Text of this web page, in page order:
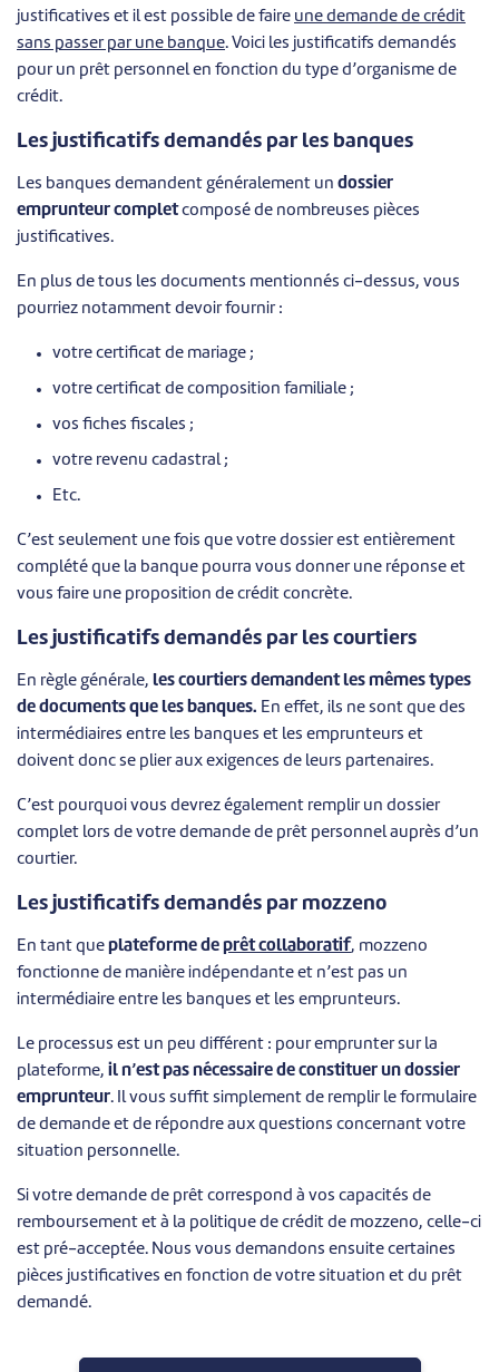
justificatives et il est possible de faire une demande de crédit
sans passer par une banque. Voici les justificatifs demandés
pour un prêt personnel en fonction du type d’organisme de
crédit.
Les justificatifs demandés par les banques
Les banques demandent généralement un dossier
emprunteur completcomposé de nombreuses pièces
justificatives.
En plus de tous les documents mentionnés ci-dessus, vous
pourriez notamment devoir fournir :
votre certificat de mariage ;
votre certificat de composition familiale ;
vos fiches fiscales ;
votre revenu cadastral ;
Etc.
C’est seulement une fois que votre dossier est entièrement
complété que la banque pourra vous donner une réponse et
vous faire une proposition de crédit concrète.
Les justificatifs demandés par les courtiers
En règle générale, les courtiers demandent les mêmes types
de documents que les banques. En effet, ils ne sont que des
intermédiaires entre les banques et les emprunteurs et
doivent donc se plier aux exigences de leurs partenaires.
C’est pourquoi vous devrez également remplir un dossier
complet lors de votre demande de prêt personnel auprès d’un
courtier.
Les justificatifs demandés par mozzeno
En tant que plateforme de prêt collaboratif, mozzeno
fonctionne de manière indépendante et n’est pas un
intermédiaire entre les banques et les emprunteurs.
Le processus est un peu différent : pour emprunter sur la
plateforme, il n’est pas nécessaire de constituer un dossier
emprunteur. Il vous suffit simplement de remplir le formulaire
de demande et de répondre aux questions concernant votre
situation personnelle.
Si votre demande de prêt correspond à vos capacités de
remboursement et à la politique de crédit de mozzeno, celle-ci
est pré-acceptée. Nous vous demandons ensuite certaines
pièces justificatives en fonction de votre situation et du prêt
demandé.